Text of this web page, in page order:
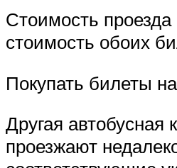
Стоимость проезда
стоимость обоих
Покупать билеты
Другая
проезжают